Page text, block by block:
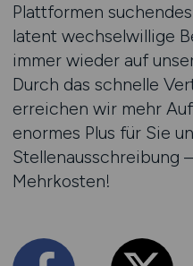
Plattformen
latent wechselwillige
immer wieder auf
Durch das schnelle
erreichen wir mehr
enormes Plus für Sie
Stellenausschreibung
Mehrkosten!